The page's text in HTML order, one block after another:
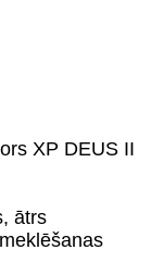
XP DEUS II
ātrs